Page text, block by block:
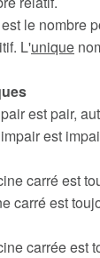
est le nombre
L'unique
est pair,
est
carré est
carré est
carrée est